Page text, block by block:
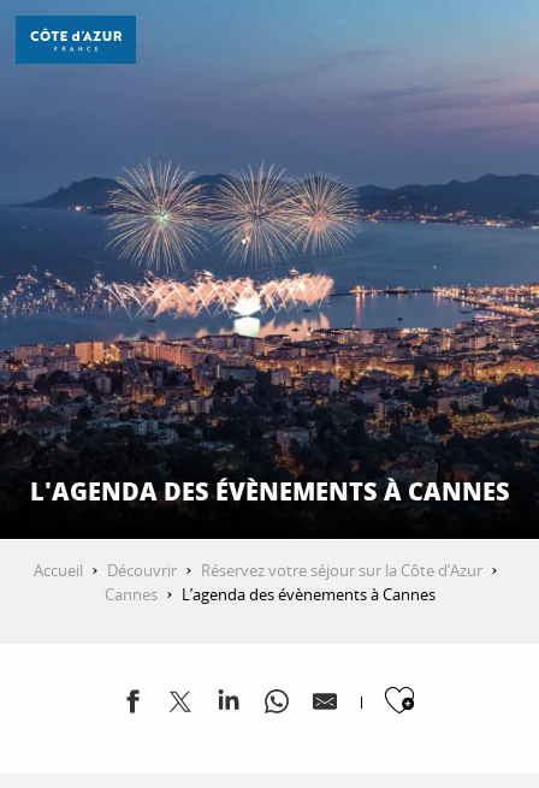
Aller
contenu
À FAIRE
SÉJOURNER
L'AGENDA DES ÉVÈNEMENTS À CANNES
Accueil Découvrir
Réservez votre séjour sur la Côte d’Azur
Cannes
L’agenda des évènements à Cannes